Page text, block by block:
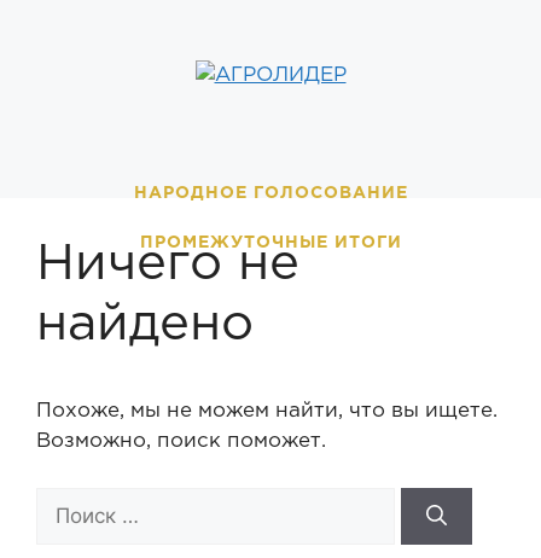
НАРОДНОЕ ГОЛОСОВАНИЕ
ПРОМЕЖУТОЧНЫЕ ИТОГИ
Ничего не
найдено
Похоже, мы не можем найти, что вы ищете.
Возможно, поиск поможет.